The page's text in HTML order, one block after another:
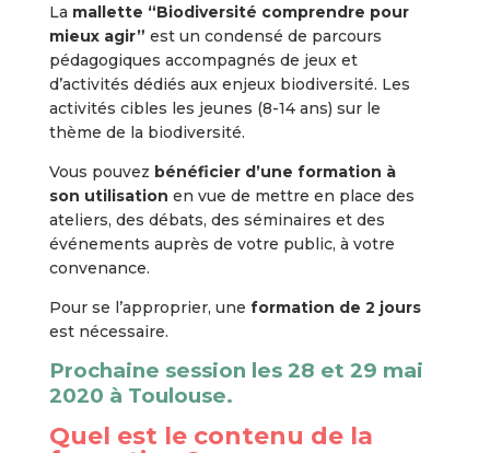
La mallette “Biodiversité comprendre pour
mieux agir” est un condensé de parcours
pédagogiques accompagnés de jeux et
d’activités dédiés aux enjeux biodiversité. Les
activités cibles les jeunes (8-14 ans) sur le
thème de la biodiversité.
Vous pouvez bénéficier d’une formation à
son utilisation en vue de mettre en place des
ateliers, des débats, des séminaires et des
événements auprès de votre public, à votre
convenance.
Pour se l’approprier, une formation de 2 jours
est nécessaire.
Prochaine session les 28 et 29 mai
2020 à Toulouse.
Quel est le contenu de la